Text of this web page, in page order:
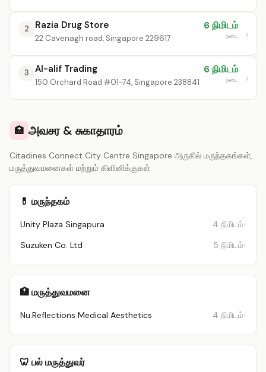
2 Razia Drug Store
22 Cavenagh road, Singapore 229617
6 நிமிடம்
நடை
3 Al-alif Trading
150 Orchard Road #01-74, Singapore 238841
6 நிமிடம்
நடை
🏥 அவசர & சுகாதாரம்
Citadines Connect City Centre Singapore அருகில் மருந்தகங்கள்,
மருத்துவமனைகள் மற்றும் கிளினிக்குகள்
💊 மருந்தகம்
Unity Plaza Singapura
4 நிமிடம்
Suzuken Co. Ltd
5 நிமிடம்
🏥 மருத்துவமனை
Nu.Reflections Medical Aesthetics 4 நிமிடம்
🦷 பல் மருத்துவர்